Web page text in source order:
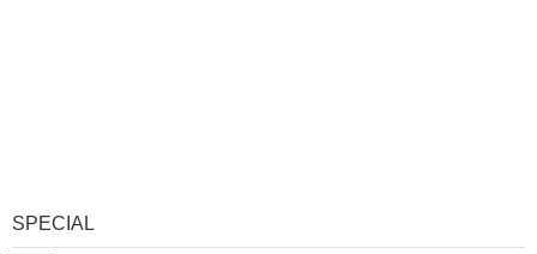
SPECIAL